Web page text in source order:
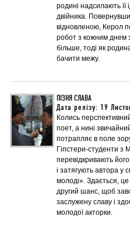
родині надсилають її
двійника.
відновленою, Керол
робот з кожним днем
більше, тоді як
бачити межу.
ПІЗНЯ СЛАВА
Дата релізу: 19
Колись
поет, а нині
потрапляє в поле
Гіпстери-студенти з
перевідкривають
і затягують автора у
молоді». Здається,
другий шанс, щоб
заслужену славу і
молодої акторки.